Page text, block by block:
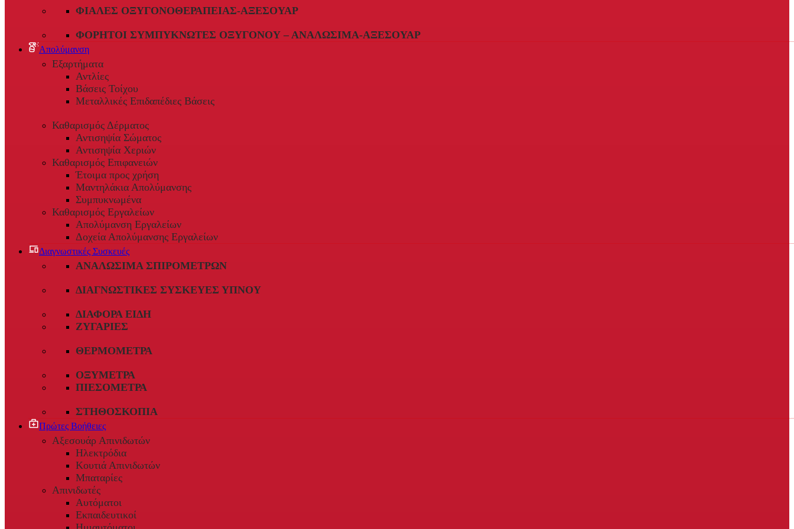
ΦΙΆΛΕΣ ΟΞΥΓΟΝΟΘΕΡΑΠΕΊΑΣ-ΑΞΕΣΟΥΆΡ
ΦΟΡΗΤΟΊ ΣΥΜΠΥΚΝΩΤΈΣ ΟΞΥΓΌΝΟΥ – ΑΝΑΛΏΣΙΜΑ-ΑΞΕΣΟΥΆΡ
Απολύμανση
Εξαρτήματα
Αντλίες
Βάσεις Τοίχου
Μεταλλικές Επιδαπέδιες Βάσεις
Καθαρισμός Δέρματος
Αντισηψία Σώματος
Αντισηψία Χεριών
Καθαρισμός Επιφανειών
Έτοιμα προς χρήση
Μαντηλάκια Απολύμανσης
Συμπυκνωμένα
Καθαρισμός Εργαλείων
Απολύμανση Εργαλείων
Δοχεία Απολύμανσης Εργαλείων
Διαγνωστικές Συσκευές
ΑΝΑΛΏΣΙΜΑ ΣΠΙΡΟΜΈΤΡΩΝ
ΔΙΑΓΝΩΣΤΙΚΈΣ ΣΥΣΚΕΥΈΣ ΎΠΝΟΥ
ΔΙΆΦΟΡΑ ΕΊΔΗ
ΖΥΓΑΡΙΈΣ
ΘΕΡΜΌΜΕΤΡΑ
ΟΞΎΜΕΤΡΑ
ΠΙΕΣΌΜΕΤΡΑ
ΣΤΗΘΟΣΚΌΠΙΑ
Πρώτες Βοήθειες
Αξεσουάρ Απινιδωτών
Ηλεκτρόδια
Κουτιά Απινιδωτών
Μπαταρίες
Απινιδωτές
Αυτόματοι
Εκπαιδευτικοί